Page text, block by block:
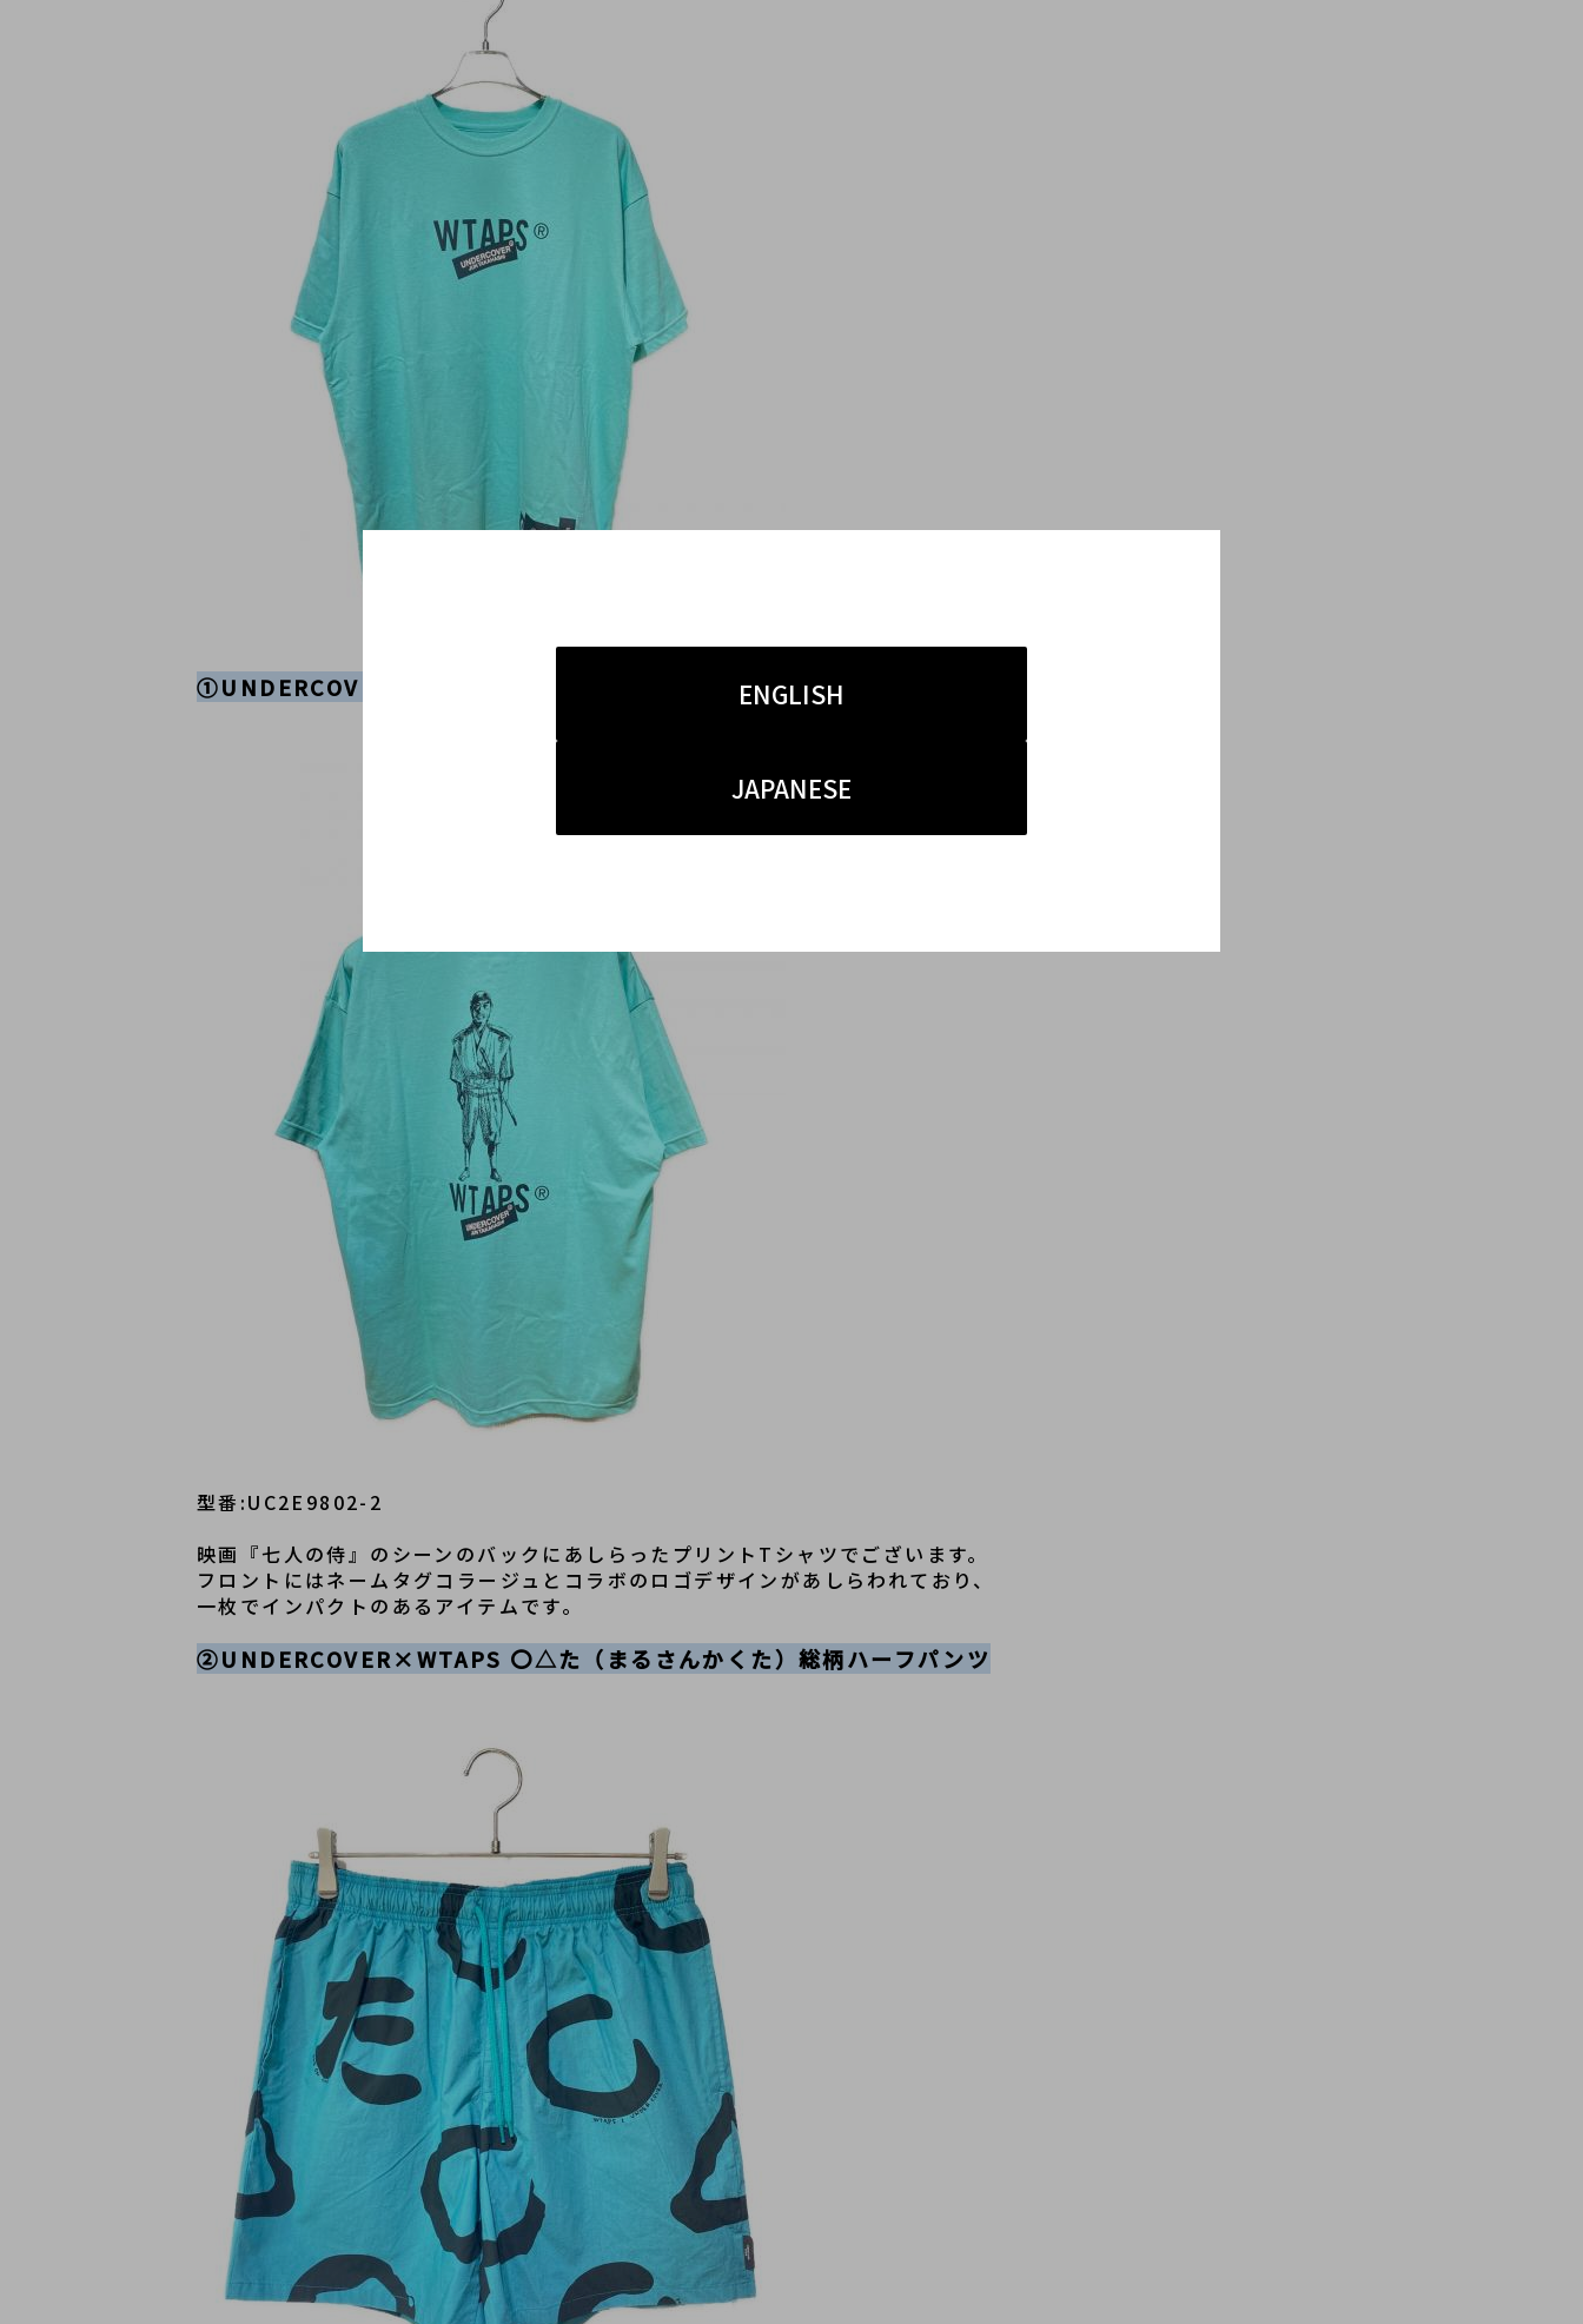
ENGLISH
JAPANESE
①UNDERCOVER×WTAPS「7人の侍プリントTシャツ」
型番:UC2E9802-2
映画『七人の侍』のシーンのバックにあしらったプリントTシャツでございます。
フロントにはネームタグコラージュとコラボのロゴデザインがあしらわれており、
一枚でインパクトのあるアイテムです。
②UNDERCOVER×WTAPS 〇△た（まるさんかくた）総柄ハーフパンツ